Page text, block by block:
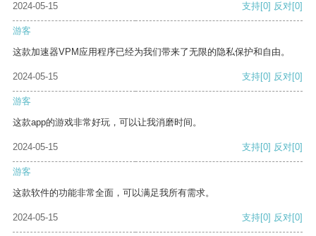
2024-05-15
支持[0] 反对[0]
游客
这款加速器VPM应用程序已经为我们带来了无限的隐私保护和自由。
2024-05-15 支持[0] 反对[0]
游客
这款app的游戏非常好玩，可以让我消磨时间。
2024-05-15 支持[0] 反对[0]
游客
这款软件的功能非常全面，可以满足我所有需求。
2024-05-15 支持[0] 反对[0]